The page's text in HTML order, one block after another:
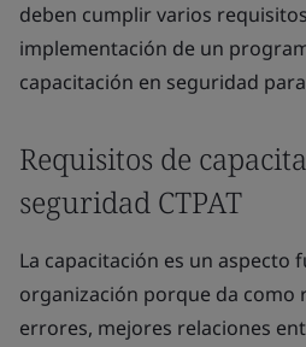
deben cumplir varios
implementación de un
capacitación en seguridad
Requisitos de
seguridad CTPAT
La capacitación es un aspecto
organización porque da como
errores, mejores relaciones